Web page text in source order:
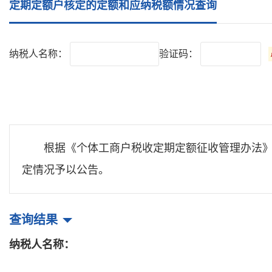
定期定额户核定的定额和应纳税额情况查询
纳税人名称： 验证码：
根据《个体工商户税收定期定额征收管理办法
定情况予以公告。
查询结果
纳税人名称：